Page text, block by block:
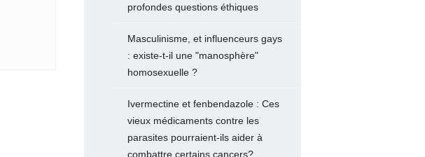
profondes questions éthiques
Masculinisme, et influenceurs gays
: existe-t-il une "manosphère"
homosexuelle ?
Ivermectine et fenbendazole : Ces
vieux médicaments contre les
parasites pourraient-ils aider à
combattre certains cancers?